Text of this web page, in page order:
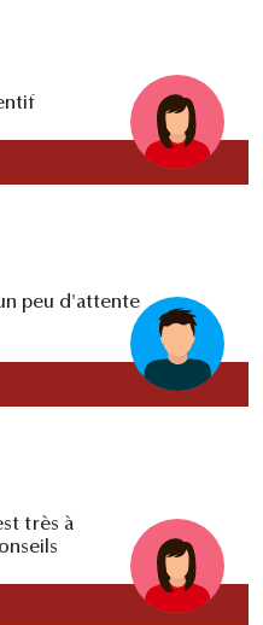
peu d'attente
très à